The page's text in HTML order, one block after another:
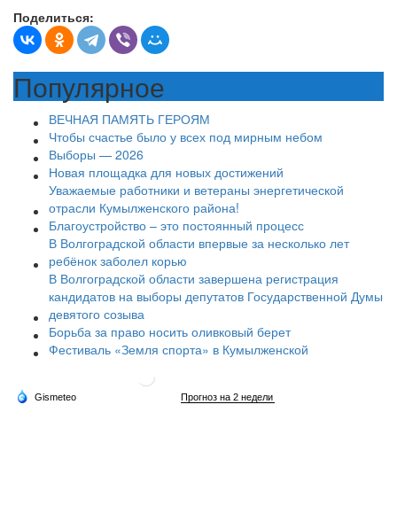
Поделиться:
Популярное
ВЕЧНАЯ ПАМЯТЬ ГЕРОЯМ
Чтобы счастье было у всех под мирным небом
Выборы — 2026
Новая площадка для новых достижений
Уважаемые работники и ветераны энергетической
отрасли Кумылженского района!
Благоустройство – это постоянный процесс
В Волгоградской области впервые за несколько лет
ребёнок заболел корью
В Волгоградской области завершена регистрация
кандидатов на выборы депутатов Государственной Думы
девятого созыва
Борьба за право носить оливковый берет
Фестиваль «Земля спорта» в Кумылженской